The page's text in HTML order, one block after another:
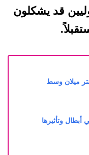
قد يشكلون
ميلان وسط
أبطال وتأثيرها